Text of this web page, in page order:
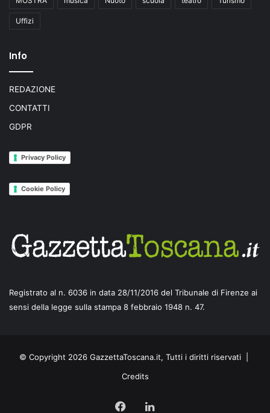
Uffizi
Info
REDAZIONE
CONTATTI
GDPR
Privacy Policy
Cookie Policy
Registrato al n. 6036 in data 28/11/2016 del Tribunale di Firenze ai
sensi della legge sulla stampa 8 febbraio 1948 n. 47.
© Copyright 2026 GazzettaToscana.it, Tutti i diritti riservati |
Credits
FacebookLinkedIn